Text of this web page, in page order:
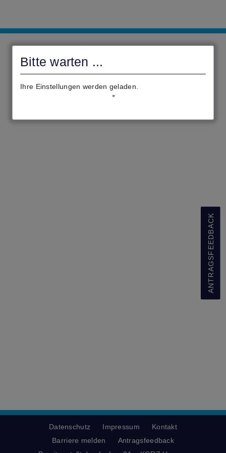
Bitte warten ...
Ihre Einstellungen werden geladen.
Anträge
ANTRAGSFEEDBACK
Datenschutz Impressum
Kontakt
Barriere melden
Antragsfeedback